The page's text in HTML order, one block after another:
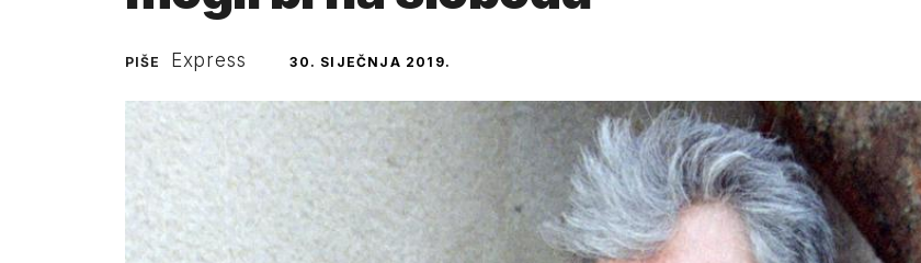
PIŠE Express 30. SIJEČNJA 2019.